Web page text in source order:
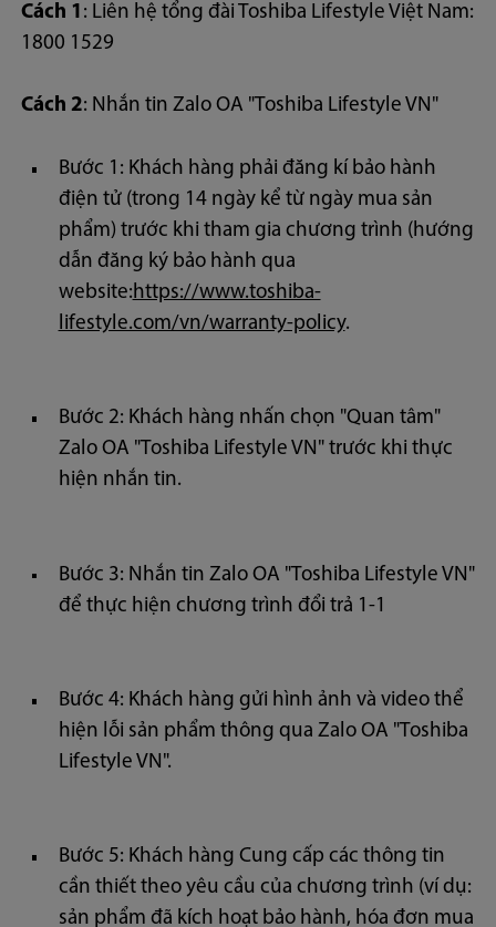
Cách 1 : Liên hệ tổng đài Toshiba Lifestyle Việt Nam:
1800 1529
Cách 2: Nhắn tin Zalo OA "Toshiba Lifestyle VN"
Bước 1: Khách hàng phải đăng kí bảo hành
điện tử (trong 14 ngày kể từ ngày mua sản
phẩm) trước khi tham gia chương trình (hướng
dẫn đăng ký bảo hành qua
website:https://www.toshiba-
lifestyle.com/vn/warranty-policy.
Bước 2: Khách hàng nhấn chọn "Quan tâm"
Zalo OA "Toshiba Lifestyle VN" trước khi thực
hiện nhắn tin.
Bước 3: Nhắn tin Zalo OA "Toshiba Lifestyle VN"
để thực hiện chương trình đổi trả 1-1
Bước 4: Khách hàng gửi hình ảnh và video thể
hiện lỗi sản phẩm thông qua Zalo OA "Toshiba
Lifestyle VN".
Bước 5: Khách hàng Cung cấp các thông tin
cần thiết theo yêu cầu của chương trình (ví dụ:
sản phẩm đã kích hoạt bảo hành, hóa đơn mua